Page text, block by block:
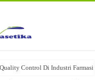
Control Di Industri Farmasi